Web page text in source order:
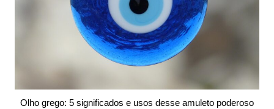
Olho grego: 5 significados e usos desse amuleto poderoso